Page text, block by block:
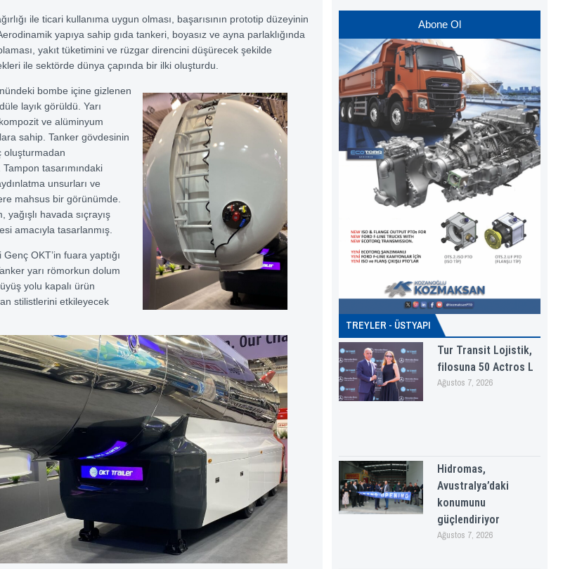
ile ticari kullanıma uygun olması, başarısının prototip düzeyinin
yapıya sahip gıda tankeri, boyasız ve ayna parlaklığında
yakıt tüketimini ve rüzgar direncini düşürecek şekilde
ile sektörde dünya çapında bir ilki oluşturdu.
bombe içine gizlenen
layık görüldü. Yarı
ve alüminyum
sahip. Tanker gövdesinin
oluşturmadan
Tampon tasarımındaki
unsurları ve
mahsus bir görünümde.
havada sıçrayış
amacıyla tasarlanmış.
OKT’in fuara yaptığı
yarı römorkun dolum
yolu kapalı ürün
stilistlerini etkileyecek
Abone Ol
TREYLER - ÜSTYAPI
Tur Transit Lojistik,
filosuna 50 Actros L
Ağustos 7, 2026
Hidromas,
Avustralya’daki
konumunu
güçlendiriyor
Ağustos 7, 2026